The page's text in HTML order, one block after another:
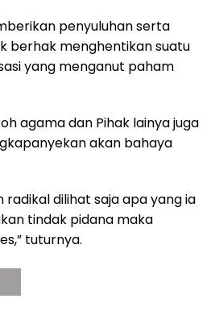
penyuluhan serta
berhak menghentikan suatu
yang menganut paham
agama dan Pihak lainya juga
akan bahaya
dilihat saja apa yang ia
tindak pidana maka
tuturnya.